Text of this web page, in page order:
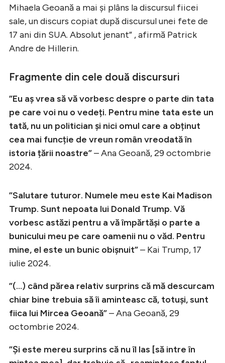
Mihaela Geoană a mai și plâns la discursul fiicei
sale, un discurs copiat după discursul unei fete de
17 ani din SUA. Absolut jenant” , afirmă Patrick
Andre de Hillerin.
Fragmente din cele două discursuri
”Eu aș vrea să vă vorbesc despre o parte din tata
pe care voi nu o vedeți. Pentru mine tata este un
tată, nu un politician și nici omul care a obținut
cea mai funcție de vreun român vreodată în
istoria țării noastre”– Ana Geoană, 29 octombrie
2024.
”Salutare tuturor. Numele meu este Kai Madison
Trump. Sunt nepoata lui Donald Trump. Vă
vorbesc astăzi pentru a vă împărtăși o parte a
bunicului meu pe care oamenii nu o văd. Pentru
mine, el este un bunic obișnuit”– Kai Trump, 17
iulie 2024.
”(…) când părea relativ surprins că mă descurcam
chiar bine trebuia să îi aminteasc că, totuși, sunt
fiica lui Mircea Geoană”– Ana Geoană, 29
octombrie 2024.
”Și este mereu surprins că nu îl las [să intre în